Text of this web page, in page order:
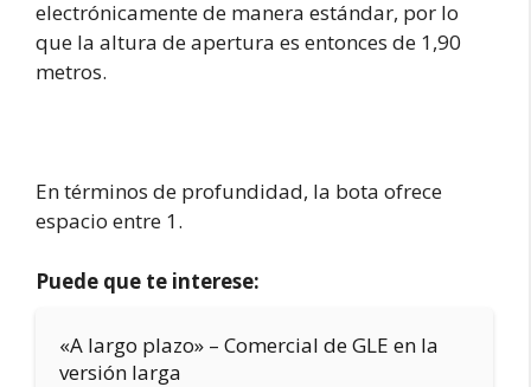
electrónicamente de manera estándar, por lo
que la altura de apertura es entonces de 1,90
metros.
En términos de profundidad, la bota ofrece
espacio entre 1.
Puede que te interese:
«A largo plazo» – Comercial de GLE en la
versión larga